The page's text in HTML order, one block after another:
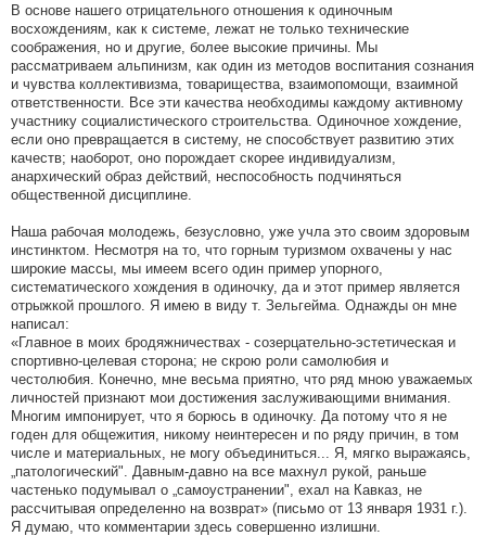
В основе нашего отрицательного отношения к одиночным
восхождениям, как к системе, лежат не только технические
соображения, но и другие, более высокие причины. Мы
рассматриваем альпинизм, как один из методов воспитания сознания
и чувства коллективизма, товарищества, взаимопомощи, взаимной
ответственности. Все эти качества необходимы каждому активному
участнику социалистического строительства. Одиночное хождение,
если оно превращается в систему, не способствует развитию этих
качеств; наоборот, оно порождает скорее индивидуализм,
анархический образ действий, неспособность подчиняться
общественной дисциплине.
Наша рабочая молодежь, безусловно, уже учла это своим здоровым
инстинктом. Несмотря на то, что горным туризмом охвачены у нас
широкие массы, мы имеем всего один пример упорного,
систематического хождения в одиночку, да и этот пример является
отрыжкой прошлого. Я имею в виду т. Зельгейма. Однажды он мне
написал:
«Главное в моих бродяжничествах - созерцательно-эстетическая и
спортивно-целевая сторона; не скрою роли самолюбия и
честолюбия. Конечно, мне весьма приятно, что ряд мною уважаемых
личностей признают мои достижения заслуживающими внимания.
Многим импонирует, что я борюсь в одиночку. Да потому что я не
годен для общежития, никому неинтересен и по ряду причин, в том
числе и материальных, не могу объединиться... Я, мягко выражаясь,
„патологический". Давным-давно на все махнул рукой, раньше
частенько подумывал о „самоустранении", ехал на Кавказ, не
рассчитывая определенно на возврат» (письмо от 13 января 1931 г.).
Я думаю, что комментарии здесь совершенно излишни.